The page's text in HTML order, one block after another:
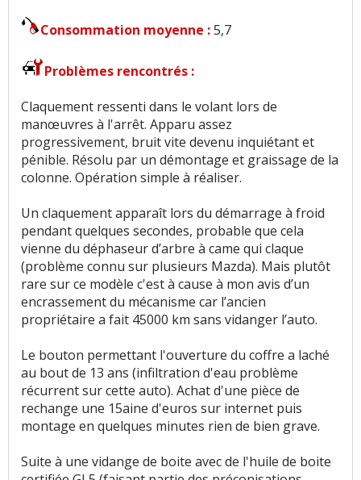
Consommation moyenne :5,7
Problèmes rencontrés :
Claquement ressenti dans le volant lors de
manœuvres à l'arrêt. Apparu assez
progressivement, bruit vite devenu inquiétant et
pénible. Résolu par un démontage et graissage de la
colonne. Opération simple à réaliser.
Un claquement apparaît lors du démarrage à froid
pendant quelques secondes, probable que cela
vienne du déphaseur d’arbre à came qui claque
(problème connu sur plusieurs Mazda). Mais plutôt
rare sur ce modèle c'est à cause à mon avis d’un
encrassement du mécanisme car l’ancien
propriétaire a fait 45000 km sans vidanger l’auto.
Le bouton permettant l'ouverture du coffre a laché
au bout de 13 ans (infiltration d'eau problème
récurrent sur cette auto). Achat d'une pièce de
rechange une 15aine d'euros sur internet puis
montage en quelques minutes rien de bien grave.
Suite à une vidange de boite avec de l'huile de boite